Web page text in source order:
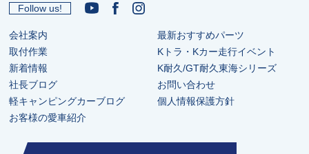
Follow us!
会社案内
取付作業
新着情報
社長ブログ
軽キャンピングカーブログ
お客様の愛車紹介
最新おすすめパーツ
Kトラ・Kカー走行イベント
K耐久/GT耐久東海シリーズ
お問い合わせ
個人情報保護方針